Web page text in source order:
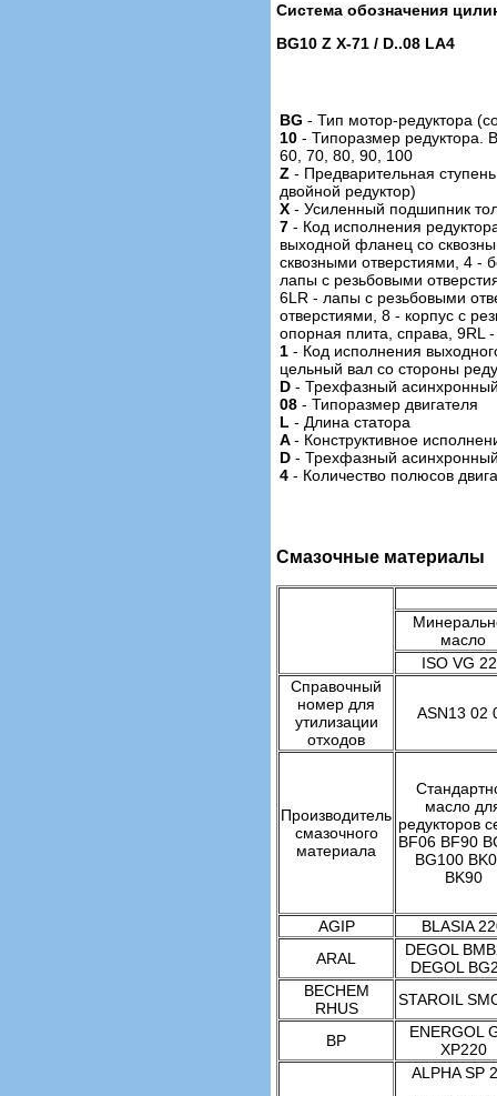
Система обозначения
BG10 Z X-71 / D..08 LA4
BG - Тип мотор-редуктора
10 - Типоразмер редуктора.
60, 70, 80, 90, 100
Z - Предварительная
двойной редуктор)
X - Усиленный подшипник
7 - Код исполнения
выходной фланец со
сквозными отверстиями, 4 -
лапы с резьбовыми
6LR - лапы с резьбовыми
отверстиями, 8 - корпус с
опорная плита, cправа, 9RL
1 - Код исполнения
цельный вал со стороны
D - Трехфазный асинхронный
08 - Типоразмер двигателя
L - Длина статора
A- Конструктивное
D - Трехфазный асинхронный
4 - Количество полюсов
Смазочные материалы
масло
ISO VG
Справочный
номер для
утилизации
отходов
ASN13 02
Производитель
смазочного
материала
масло
редукторов
BF06 BF90
BG100
BK90
AGIP
BLASIA
ARAL
DEGOL
DEGOL
BECHEM
RHUS
STAROIL
BP
ENERGOL
XP220
ALPHA SP